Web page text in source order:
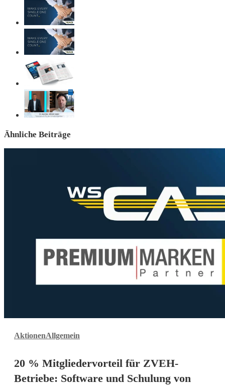
Ähnliche Beiträge
AktionenAllgemein
ZVEH-
20 % Mitgliedervorteil für ZVEH-
Betriebe: Software und Schulung von